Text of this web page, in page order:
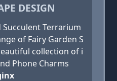
DESIGN
Succulent Terrarium
of Fairy Garden S
collection of i
Phone Charms